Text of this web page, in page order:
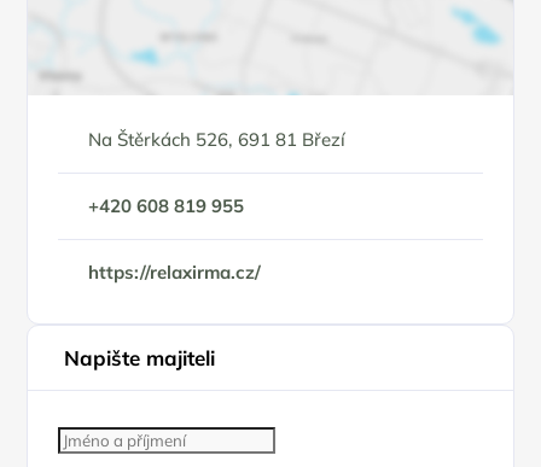
Na Štěrkách 526, 691 81 Březí
+420 608 819 955
https://relaxirma.cz/
Napište majiteli